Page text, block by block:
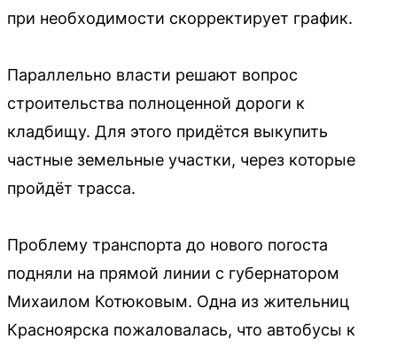
при необходимости скорректирует график.
Параллельно власти решают вопрос
строительства полноценной дороги к
кладбищу. Для этого придётся выкупить
частные земельные участки, через которые
пройдёт трасса.
Проблему транспорта до нового погоста
подняли на прямой линии с губернатором
Михаилом Котюковым. Одна из жительниц
Красноярска пожаловалась, что автобусы к